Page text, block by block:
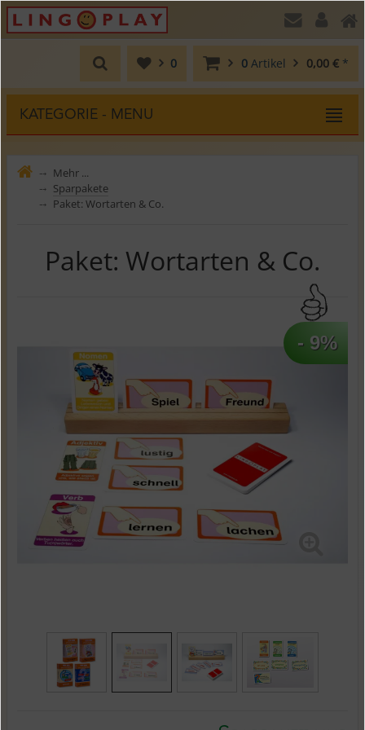
0 Artikel 0,00 € *
0
KATEGORIE - MENU
⤍ Mehr ...
⤍ Sparpakete
⤍ Paket: Wortarten & Co.
Paket: Wortarten & Co.
- 9%